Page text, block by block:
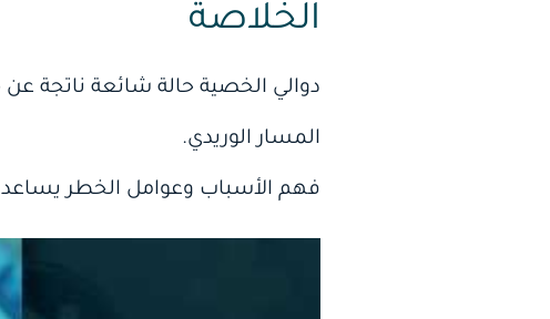
الخلاصة
دوالي الخصية حالة شائعة ناتجة
المسار الوريدي.
فهم الأسباب وعوامل الخطر